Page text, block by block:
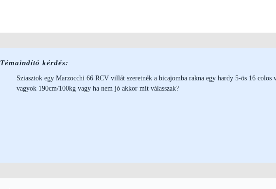
Témaindító kérdés:
Sziasztok egy Marzocchi 66 RCV villát szeretnék a bicajomba rakna egy hardy 5-ös 16 colos
vagyok 190cm/100kg vagy ha nem jó akkor mit válasszak?